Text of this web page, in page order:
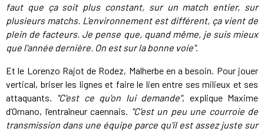
faut que ça soit plus constant, sur un match entier, sur
plusieurs matchs. L'environnement est différent, ça vient de
plein de facteurs. Je pense que, quand même, je suis mieux
que l'année dernière. On est sur la bonne voie".
Et le Lorenzo Rajot de Rodez, Malherbe en a besoin. Pour jouer
vertical, briser les lignes et faire le lien entre ses milieux et ses
attaquants. "C'est ce qu'on lui demande", explique Maxime
d’Ornano, l’entraîneur caennais. "C'est un peu une courroie de
transmission dans une équipe parce qu'il est assez juste sur